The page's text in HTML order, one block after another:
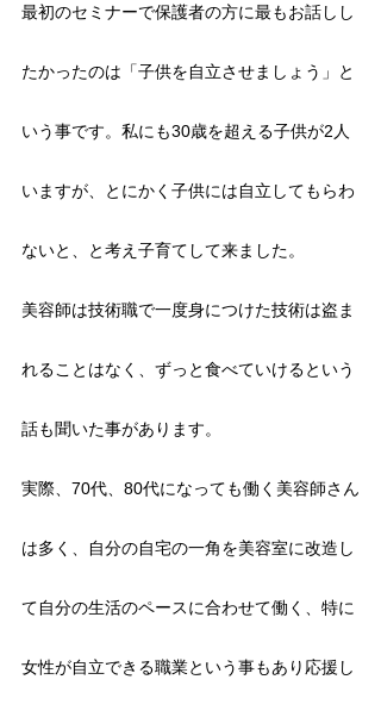
最初のセミナーで保護者の方に最もお話しし
たかったのは「子供を自立させましょう」と
いう事です。私にも30歳を超える子供が2人
いますが、とにかく子供には自立してもらわ
ないと、と考え子育てして来ました。
美容師は技術職で一度身につけた技術は盗ま
れることはなく、ずっと食べていけるという
話も聞いた事があります。
実際、70代、80代になっても働く美容師さん
は多く、自分の自宅の一角を美容室に改造し
て自分の生活のペースに合わせて働く、特に
女性が自立できる職業という事もあり応援し